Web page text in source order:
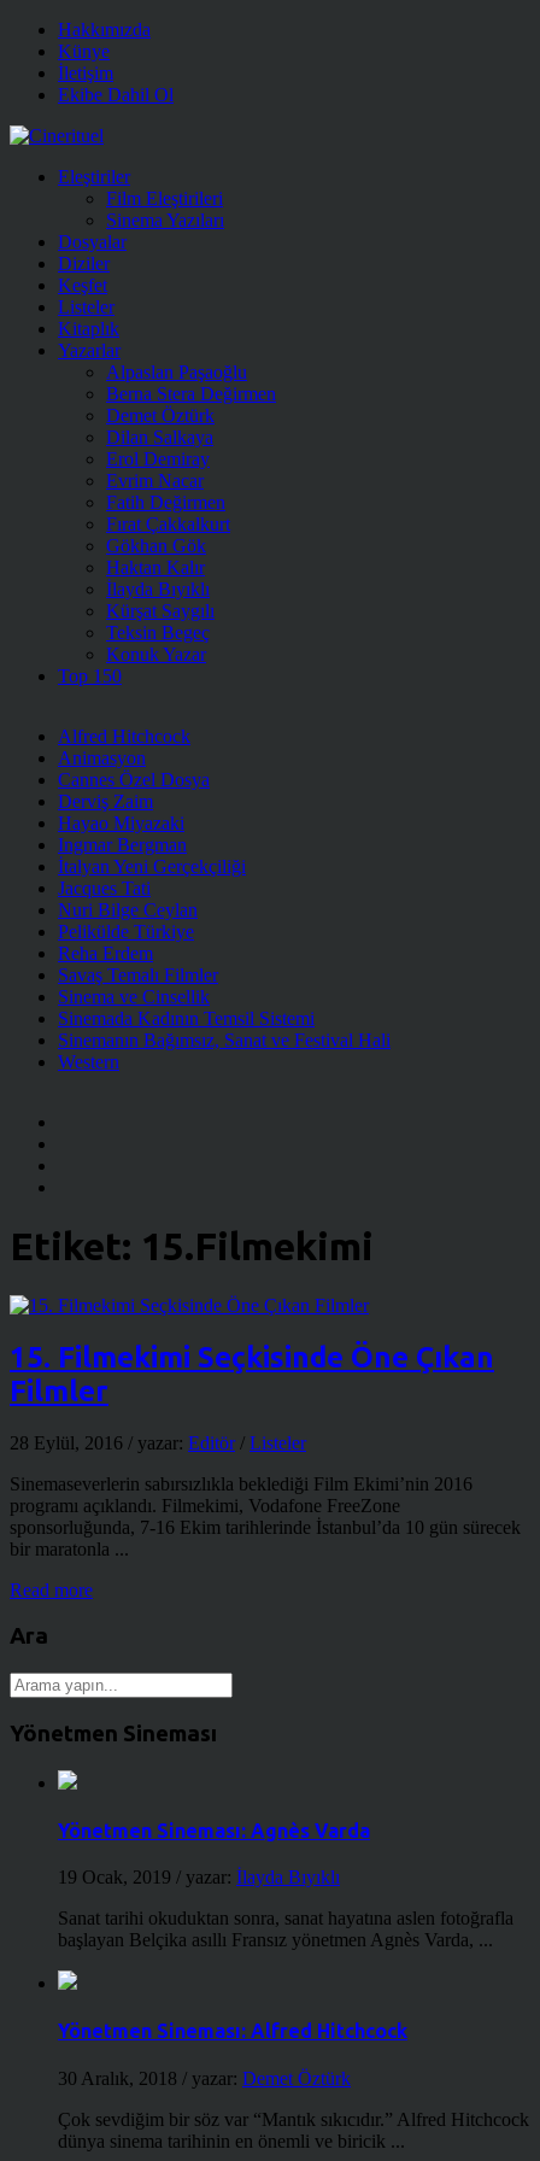
Hakkımızda
Künye
İletişim
Ekibe Dahil Ol
Eleştiriler
Film Eleştirileri
Sinema Yazıları
Dosyalar
Diziler
Keşfet
Listeler
Kitaplık
Yazarlar
Alpaslan Paşaoğlu
Berna Stera Değirmen
Demet Öztürk
Dilan Salkaya
Erol Demiray
Evrim Nacar
Fatih Değirmen
Fırat Çakkalkurt
Gökhan Gök
Haktan Kalır
İlayda Bıyıklı
Kürşat Saygılı
Teksin Begeç
Konuk Yazar
Top 150
Alfred Hitchcock
Animasyon
Cannes Özel Dosya
Derviş Zaim
Hayao Miyazaki
Ingmar Bergman
İtalyan Yeni Gerçekçiliği
Jacques Tati
Nuri Bilge Ceylan
Pelikülde Türkiye
Reha Erdem
Savaş Temalı Filmler
Sinema ve Cinsellik
Sinemada Kadının Temsil Sistemi
Sinemanın Bağımsız, Sanat ve Festival Hali
Western
Etiket: 15.Filmekimi
15. Filmekimi Seçkisinde Öne Çıkan
Filmler
28 Eylül, 2016 / yazar: Editör/ Listeler
Sinemaseverlerin sabırsızlıkla beklediği Film Ekimi’nin 2016
programı açıklandı. Filmekimi, Vodafone FreeZone
sponsorluğunda, 7-16 Ekim tarihlerinde İstanbul’da 10 gün sürecek
bir maratonla ...
Read more
Ara
Yönetmen Sineması
Yönetmen Sineması: Agnès Varda
19 Ocak, 2019 / yazar: İlayda Bıyıklı
Sanat tarihi okuduktan sonra, sanat hayatına aslen fotoğrafla
başlayan Belçika asıllı Fransız yönetmen Agnès Varda, ...
Yönetmen Sineması: Alfred Hitchcock
30 Aralık, 2018 / yazar: Demet Öztürk
Çok sevdiğim bir söz var “Mantık sıkıcıdır.” Alfred Hitchcock
dünya sinema tarihinin en önemli ve biricik ...